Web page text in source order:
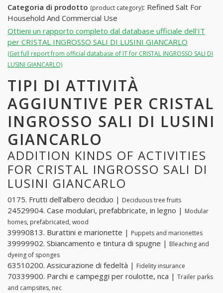
Categoria di prodotto (product category): Refined Salt For
Household And Commercial Use
Ottieni un rapporto completo dal database ufficiale dell'IT
per CRISTAL INGROSSO SALI DI LUSINI GIANCARLO
(Get full report from official database of IT for CRISTAL INGROSSO SALI DI
LUSINI GIANCARLO)
TIPI DI ATTIVITÀ
AGGIUNTIVE PER CRISTAL
INGROSSO SALI DI LUSINI
GIANCARLO
ADDITION KINDS OF ACTIVITIES
FOR CRISTAL INGROSSO SALI DI
LUSINI GIANCARLO
0175. Frutti dell'albero deciduo | Deciduous tree fruits
24529904. Case modulari, prefabbricate, in legno | Modular
homes, prefabricated, wood
39990813. Burattini e marionette | Puppets and marionettes
39999902. Sbiancamento e tintura di spugne | Bleaching and
dyeing of sponges
63510200. Assicurazione di fedeltà | Fidelity insurance
70339900. Parchi e campeggi per roulotte, nca | Trailer parks
and campsites, nec